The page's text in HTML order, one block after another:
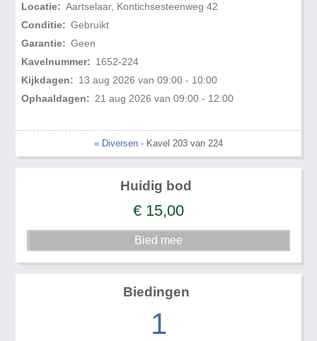
Locatie: Aartselaar, Kontichsesteenweg 42
Conditie: Gebruikt
Garantie: Geen
Kavelnummer: 1652-224
Kijkdagen: 13 aug 2026 van 09:00 - 10:00
Ophaaldagen: 21 aug 2026 van 09:00 - 12:00
« Diversen - Kavel 203 van 224
Huidig bod
€ 15,00
Biedingen
1